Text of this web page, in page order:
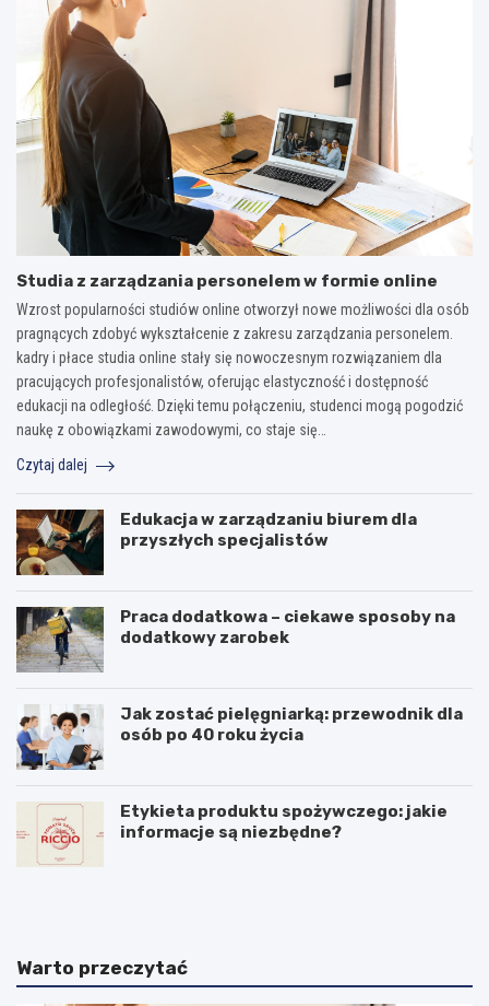
Studia z zarządzania personelem w formie online
Wzrost popularności studiów online otworzył nowe możliwości dla osób
pragnących zdobyć wykształcenie z zakresu zarządzania personelem.
kadry i płace studia online stały się nowoczesnym rozwiązaniem dla
pracujących profesjonalistów, oferując elastyczność i dostępność
edukacji na odległość. Dzięki temu połączeniu, studenci mogą pogodzić
naukę z obowiązkami zawodowymi, co staje się…
Czytaj dalej
Edukacja w zarządzaniu biurem dla
przyszłych specjalistów
Praca dodatkowa – ciekawe sposoby na
dodatkowy zarobek
Jak zostać pielęgniarką: przewodnik dla
osób po 40 roku życia
Etykieta produktu spożywczego: jakie
informacje są niezbędne?
I
n
o
P
w
X
Warto przeczytać